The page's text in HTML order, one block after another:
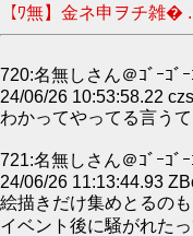
【ﾜ無】金ネ申ヲチ雑�
720:名無しさん＠ｺﾞｰｺﾞｰ
24/06/26 10:53:58.22
わかってやってる言う
721:名無しさん＠ｺﾞｰｺﾞｰ
24/06/26 11:13:44.93
絵描きだけ集めとるの
イベント後に騒がれた